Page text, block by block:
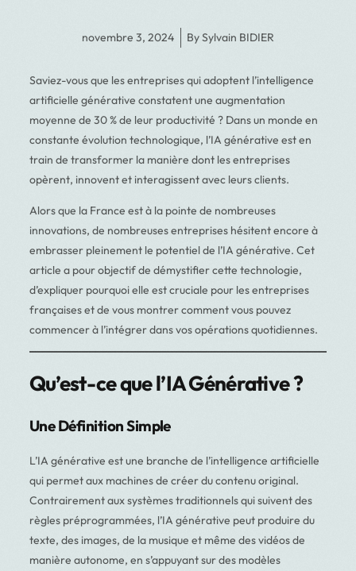
novembre 3, 2024 BySylvain BIDIER
Saviez-vous que les entreprises qui adoptent l’intelligence
artificielle générative constatent une augmentation
moyenne de 30 % de leur productivité ? Dans un monde en
constante évolution technologique, l’IA générative est en
train de transformer la manière dont les entreprises
opèrent, innovent et interagissent avec leurs clients.
Alors que la France est à la pointe de nombreuses
innovations, de nombreuses entreprises hésitent encore à
embrasser pleinement le potentiel de l’IA générative. Cet
article a pour objectif de démystifier cette technologie,
d’expliquer pourquoi elle est cruciale pour les entreprises
françaises et de vous montrer comment vous pouvez
commencer à l’intégrer dans vos opérations quotidiennes.
Qu’est-ce que l’IA Générative ?
Une Définition Simple
L’IA générative est une branche de l’intelligence artificielle
qui permet aux machines de créer du contenu original.
Contrairement aux systèmes traditionnels qui suivent des
règles préprogrammées, l’IA générative peut produire du
texte, des images, de la musique et même des vidéos de
manière autonome, en s’appuyant sur des modèles